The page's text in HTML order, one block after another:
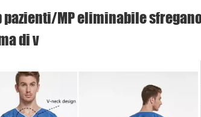
pazienti/MP eliminabile
di v